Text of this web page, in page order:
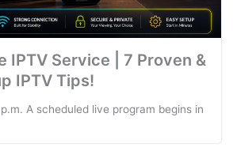
IPTV Service | 7 Proven &
IPTV Tips!
A scheduled live program begins in